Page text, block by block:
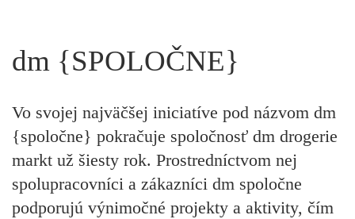
dm {SPOLOČNE}
Vo svojej najväčšej iniciatíve pod názvom dm
{spoločne} pokračuje spoločnosť dm drogerie
markt už šiesty rok. Prostredníctvom nej
spolupracovníci a zákazníci dm spoločne
podporujú výnimočné projekty a aktivity, čím